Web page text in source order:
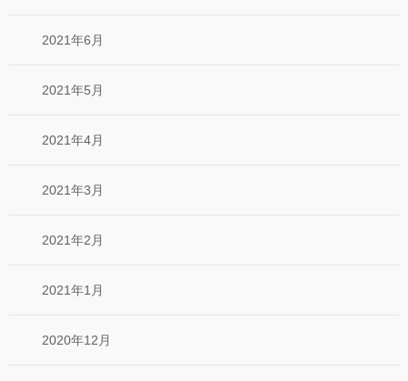
2021年6月
2021年5月
2021年4月
2021年3月
2021年2月
2021年1月
2020年12月